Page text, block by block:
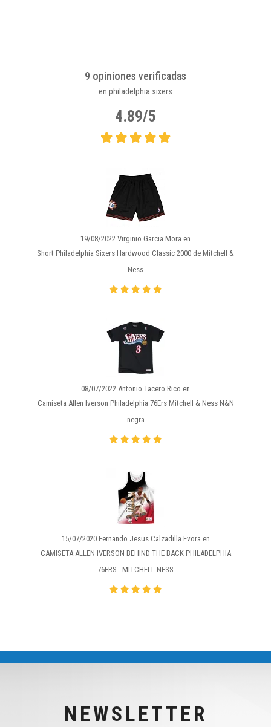
9 opiniones verificadas
en philadelphia sixers
4.89/5
19/08/2022 Virginio Garcia Mora en
Short Philadelphia Sixers Hardwood Classic 2000 de Mitchell &
Ness
08/07/2022 Antonio Tacero Rico en
Camiseta Allen Iverson Philadelphia 76Ers Mitchell & Ness N&N
negra
15/07/2020 Fernando Jesus Calzadilla Evora en
CAMISETA ALLEN IVERSON BEHIND THE BACK PHILADELPHIA
76ERS - MITCHELL NESS
NEWSLETTER